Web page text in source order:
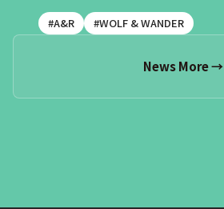
#A&R #WOLF & WANDER
News More →